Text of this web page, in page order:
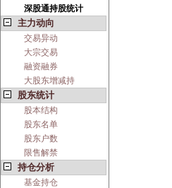
深股通持股统计
主力动向
交易异动
大宗交易
融资融券
大股东增减持
股东统计
股本结构
股东名单
股东户数
限售解禁
持仓分析
基金持仓